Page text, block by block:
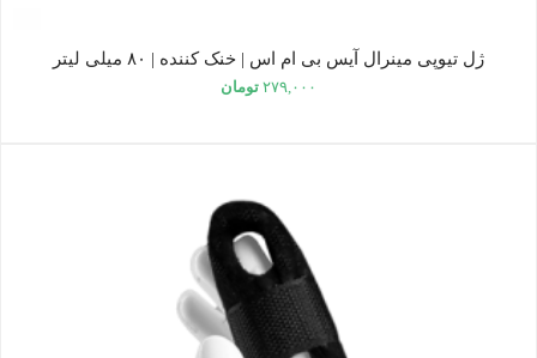
ژل تیوپی مینرال آیس بی ام اس | خنک کننده | ۸۰ میلی لیتر
۲۷۹,۰۰۰ تومان